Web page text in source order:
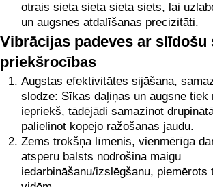
otrais sieta sieta sieta siets, lai
un augsnes atdalīšanas precizitāti.
Vibrācijas padeves ar slīdošu
priekšrocības
Augstas efektivitātes sijāšana,
slodze: Sīkas daļiņas un augsne tiek
iepriekš, tādējādi samazinot
palielinot kopējo ražošanas jaudu.
Zems trokšņa līmenis, vienmērīga
atsperu balsts nodrošina maigu
iedarbināšanu/izslēgšanu, piemērots